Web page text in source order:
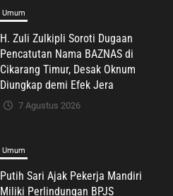
Umum
Putih Sari Ajak Pekerja Mandiri
Miliki Perlindungan BPJS
Ketenagakerjaan: Negara Hadir
Lindungi Pekerja, Wujudkan
Kesejahteraan
Umum
Diduga Ada Oknum Mencatut Nama